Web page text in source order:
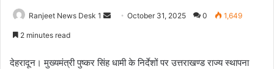
Ranjeet News Desk 1
d
October 31, 2025 0 1,649
2 minutes read
देहरादून। मुख्यमंत्री पुष्कर सिंह धामी के निर्देशों पर उत्तराखण्ड राज्य स्थापना